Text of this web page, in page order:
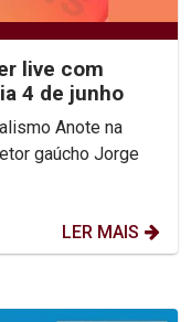
live com
4 de junho
na
gaúcho Jorge
LER MAIS